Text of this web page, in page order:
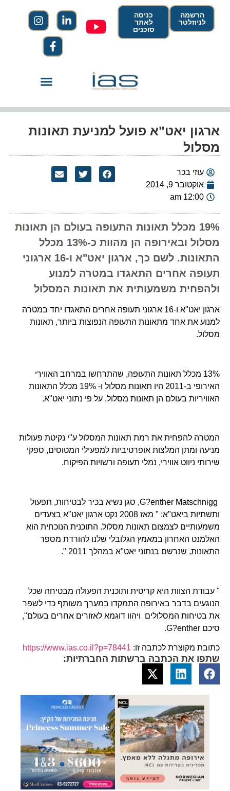
הרשמה
לניוזלטר
כניסה
לאתר
סוכנים
ארגון יאט"א פועל למניעת תאונות
מסלול
עוזי בכר
אוקטובר 9, 2014
12:00 am
19% מכלל תאונות התעופה בעולם הן תאונות
מסלול ובאירופה הן מהוות כ-13% מכלל
התאונות. לשם כך, ארגון יאט"א ו-16 ארגוני
תעופה אחרים התאגדו במטרה למנוע
ולהפחית משמעותית את תאונות המסלול
ארגון יאט"א ו-16 ארגוני תעופה אחרים התאגדו יחד במטרה
למנוע את אחד מתאונות התעופה הנפוצות ביותר, תאונות
מסלול.
13% מכלל תאונות התעופה, שהתרחשו במרחב האווירי
האירופי ב-2011 היו תאונות מסלול ו- 19% מכלל התאונות
האוויריות בעולם הן תאונות מסלול, על פי נתוני יאט"א.
המטרה להפחית את רמת תאונות המסלול ע"י נקיטת פעולות
מניעה ומתן המלצות אופרטיביות למפעילי המטוסים, ספקי
שירותי ניווט אווירי, נמלי תעופה ורשויות הפיקוח.
G?enther Matschnigg, סגן נשיא בכיר לבטיחות, תפעול
ותשתיות ביאט"א: " מאז 2008 נקט ארגון יאט"א בצעדים
משמעותיים לצמצום תאונות מסלול. התוכנית הנוכחית הוא
האלמנט האחרון במאמץ הגלובלי שלנו להורדת מספר
התאונות, שנרשם בנתוני יאט"א במהלך 2011 ".
" עבודת הצוות היא קריטית ותוכנית הפעולה מבטיחה שכל
הנוגעים בדבר באירופה התמקדו במערך משותף כדי לשפר
את בטיחות המסלולים ויהוו דוגמא לאזורים אחרים בעולם",
סיכם G?enther.
כתובת מקוצרת לכתבה זו: https://www.ias.co.il?p=78441
שתפו את הכתבה ברשתות החברתיות: